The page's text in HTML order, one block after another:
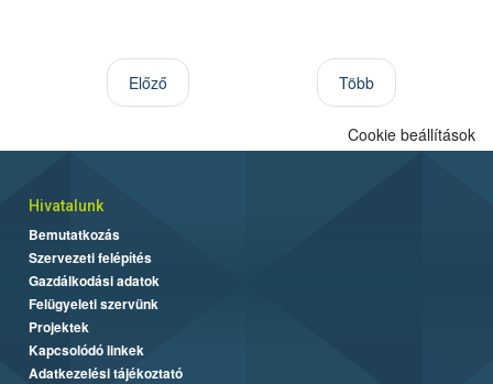
Előző Több
Cookie beállítások
Hivatalunk
Bemutatkozás
Szervezeti felépítés
Gazdálkodási adatok
Felügyeleti szervünk
Projektek
Kapcsolódó linkek
Adatkezelési tájékoztató